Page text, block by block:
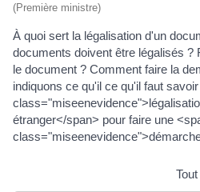
(Première ministre)
À quoi sert la légalisation d'un
documents doivent être légalisés ?
le document ? Comment faire la
indiquons ce qu'il ce qu'il faut
étranger</span> pour faire une